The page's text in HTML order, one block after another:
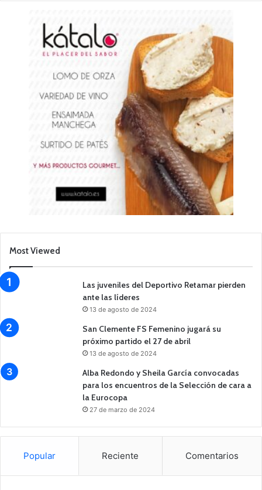
Most Viewed
Las juveniles del Deportivo Retamar pierden
ante las líderes
13 de agosto de 2024
San Clemente FS Femenino jugará su
próximo partido el 27 de abril
13 de agosto de 2024
Alba Redondo y Sheila García convocadas
para los encuentros de la Selección de cara a
la Eurocopa
27 de marzo de 2024
Popular Reciente Comentarios